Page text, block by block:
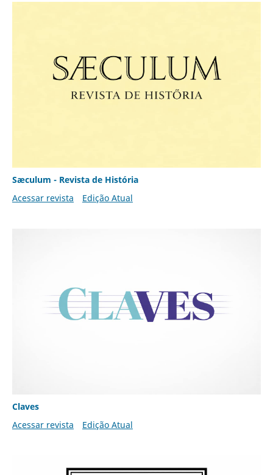
Sæculum - Revista de História
Acessar revista
Edição Atual
Claves
Acessar revista
Edição Atual